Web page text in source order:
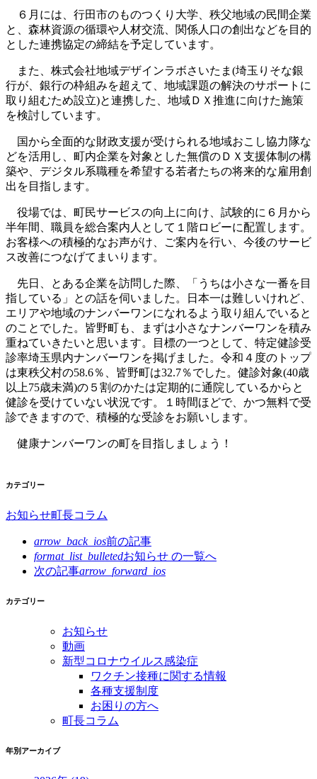
６月には、行田市のものつくり大学、秩父地域の民間企業
と、森林資源の循環や人材交流、関係人口の創出などを目的
とした連携協定の締結を予定しています。
また、株式会社地域デザインラボさいたま(埼玉りそな銀
行が、銀行の枠組みを超えて、地域課題の解決のサポートに
取り組むため設立)と連携した、地域ＤＸ推進に向けた施策
を検討しています。
国から全面的な財政支援が受けられる地域おこし協力隊な
どを活用し、町内企業を対象とした無償のＤＸ支援体制の構
築や、デジタル系職種を希望する若者たちの将来的な雇用創
出を目指します。
役場では、町民サービスの向上に向け、試験的に６月から
半年間、職員を総合案内人として１階ロビーに配置します。
お客様への積極的なお声がけ、ご案内を行い、今後のサービ
ス改善につなげてまいります。
先日、とある企業を訪問した際、「うちは小さな一番を目
指している」との話を伺いました。日本一は難しいけれど、
エリアや地域のナンバーワンになれるよう取り組んでいると
のことでした。皆野町も、まずは小さなナンバーワンを積み
重ねていきたいと思います。目標の一つとして、特定健診受
診率埼玉県内ナンバーワンを掲げました。令和４度のトップ
は東秩父村の58.6％、皆野町は32.7％でした。健診対象(40歳
以上75歳未満)の５割のかたは定期的に通院しているからと
健診を受けていない状況です。１時間ほどで、かつ無料で受
診できますので、積極的な受診をお願いします。
健康ナンバーワンの町を目指しましょう！
カテゴリー
お知らせ町長コラム
arrow_back_ios前の記事
format_list_bulletedお知らせ の一覧へ
次の記事arrow_forward_ios
カテゴリー
お知らせ
動画
新型コロナウイルス感染症
ワクチン接種に関する情報
各種支援制度
お困りの方へ
町長コラム
年別アーカイブ